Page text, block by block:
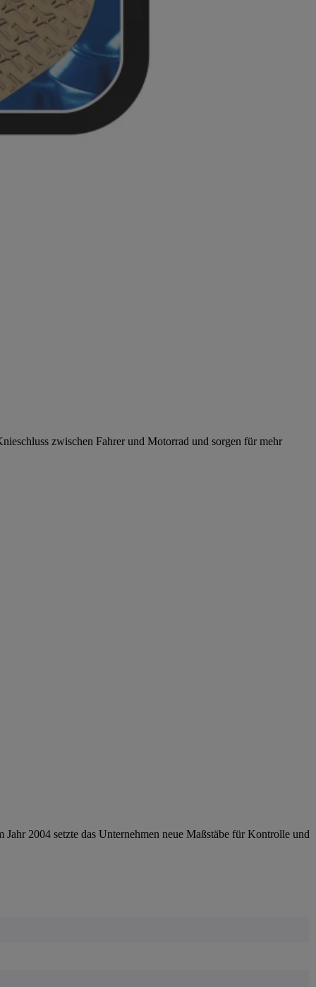
zwischen Fahrer und Motorrad und sorgen für mehr
2004 setzte das Unternehmen neue Maßstäbe für Kontrolle und